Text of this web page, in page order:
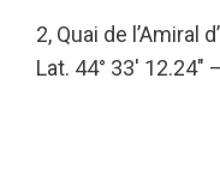
2, Quai de l’Amiral
Lat. 44° 33′ 12.24″